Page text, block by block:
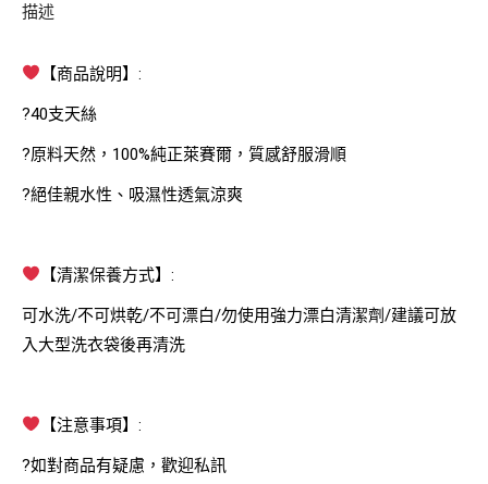
描述
【商品說明】:
?40支天絲
?原料天然，100%純正萊賽爾，質感舒服滑順
?絕佳親水性、吸濕性透氣涼爽
【清潔保養方式】:
可水洗/不可烘乾/不可漂白/勿使用強力漂白清潔劑/建議可放
入大型洗衣袋後再清洗
【注意事項】:
?如對商品有疑慮，歡迎私訊